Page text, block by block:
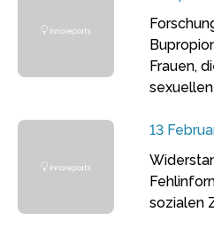
Frauen,
13
sozialen